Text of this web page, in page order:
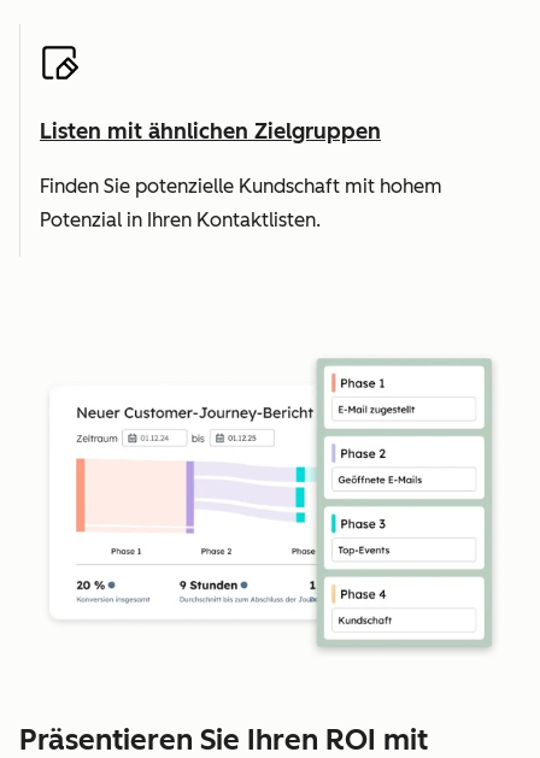
Listen mit ähnlichen Zielgruppen
Finden Sie potenzielle Kundschaft mit hohem
Potenzial in Ihren Kontaktlisten.
Präsentieren Sie Ihren ROI mit